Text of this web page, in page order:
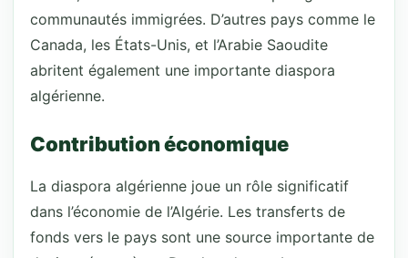
communautés immigrées. D’autres pays comme le
Canada, les États-Unis, et l’Arabie Saoudite
abritent également une importante diaspora
algérienne.
Contribution économique
La diaspora algérienne joue un rôle significatif
dans l’économie de l’Algérie. Les transferts de
fonds vers le pays sont une source importante de